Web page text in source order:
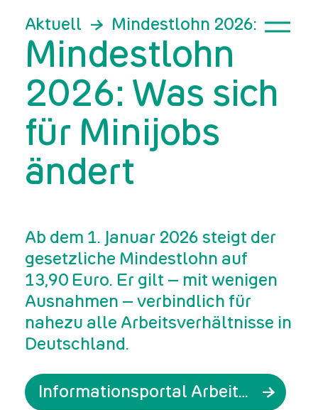
Aktuell Mindestlohn 2026: Was
Mindestlohn
2026: Was sich
für Minijobs
ändert
Ab dem 1. Januar 2026 steigt der
gesetzliche Mindestlohn auf
13,90 Euro. Er gilt – mit wenigen
Ausnahmen – verbindlich für
nahezu alle Arbeitsverhältnisse in
Deutschland.
Informationsportal Arbeitgeber